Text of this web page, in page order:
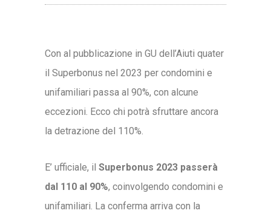
Con al pubblicazione in GU dell’Aiuti quater
il Superbonus nel 2023 per condomini e
unifamiliari passa al 90%, con alcune
eccezioni. Ecco chi potrà sfruttare ancora
la detrazione del 110%.
E’ ufficiale, il Superbonus 2023 passerà
dal 110 al 90%, coinvolgendo condomini e
unifamiliari. La conferma arriva con la